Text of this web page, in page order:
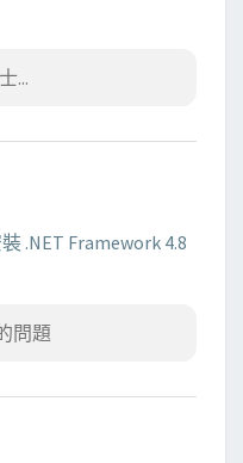
...
.NET Framework 4.8
問題